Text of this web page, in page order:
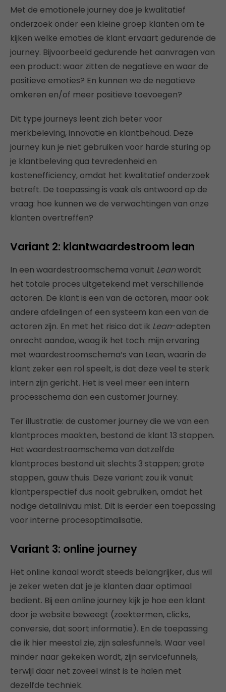
Met de emotionele journey doe je kwalitatief
onderzoek onder een kleine groep klanten om te
kijken welke emoties de klant ervaart gedurende de
journey. Bijvoorbeeld gedurende het aanvragen van
een product: waar zitten de negatieve en waar de
positieve emoties? En kunnen we de negatieve
omkeren en/of meer positieve toevoegen?
Dit type journeys leent zich beter voor
merkbeleving, innovatie en klantbehoud. Deze
journey kun je niet gebruiken voor harde sturing op
je klantbeleving qua tevredenheid en
kostenefficiency, omdat het kwalitatief onderzoek
betreft. De toepassing is vaak als antwoord op de
vraag: hoe kunnen we de verwachtingen van onze
klanten overtreffen?
Variant 2: klantwaardestroom lean
In een waardestroomschema vanuit Leanwordt
het totale proces uitgetekend met verschillende
actoren. De klant is een van de actoren, maar ook
andere afdelingen of een systeem kan een van de
actoren zijn. En met het risico dat ik Lean-adepten
onrecht aandoe, waag ik het toch: mijn ervaring
met waardestroomschema’s van Lean, waarin de
klant zeker een rol speelt, is dat deze veel te sterk
intern zijn gericht. Het is veel meer een intern
processchema dan een customer journey.
Ter illustratie: de customer journey die we van een
klantproces maakten, bestond de klant 13 stappen.
Het waardestroomschema van datzelfde
klantproces bestond uit slechts 3 stappen; grote
stappen, gauw thuis. Deze variant zou ik vanuit
klantperspectief dus nooit gebruiken, omdat het
nodige detailnivau mist. Dit is eerder een toepassing
voor interne procesoptimalisatie.
Variant 3: online journey
Het online kanaal wordt steeds belangrijker, dus wil
je zeker weten dat je je klanten daar optimaal
bedient. Bij een online journey kijk je hoe een klant
door je website beweegt (zoektermen, clicks,
conversie, dat soort informatie). En de toepassing
die ik hier meestal zie, zijn salesfunnels. Waar veel
minder naar gekeken wordt, zijn servicefunnels,
terwijl daar net zoveel winst is te halen met
dezelfde techniek.